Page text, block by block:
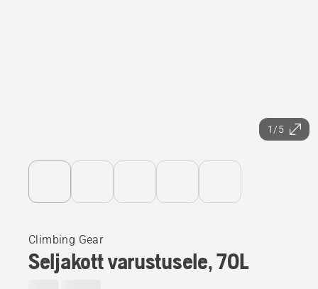
1/5
Climbing Gear
Seljakott varustusele, 70L